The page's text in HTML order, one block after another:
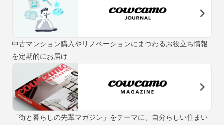
中古マンション購入やリノベーションにまつわるお役立ち情報
を定期的にお届け
「街と暮らしの先輩マガジン」をテーマに、自分らしい住まい